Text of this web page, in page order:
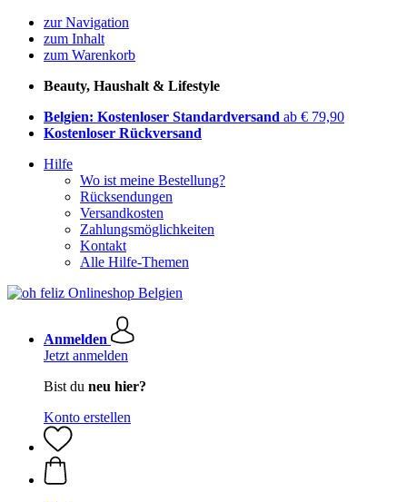
zur Navigation
zum Inhalt
zum Warenkorb
Beauty, Haushalt & Lifestyle
Belgien: Kostenloser Standardversand ab € 79,90
Kostenloser Rückversand
Hilfe
Wo ist meine Bestellung?
Rücksendungen
Versandkosten
Zahlungsmöglichkeiten
Kontakt
Alle Hilfe-Themen
Anmelden
Jetzt anmelden
Bist du neu hier?
Konto erstellen